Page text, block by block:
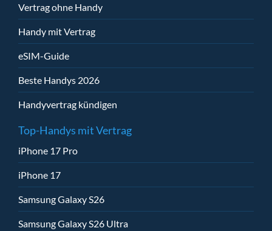
Vertrag ohne Handy
Handy mit Vertrag
eSIM-Guide
Beste Handys 2026
Handyvertrag kündigen
Top-Handys mit Vertrag
iPhone 17 Pro
iPhone 17
Samsung Galaxy S26
Samsung Galaxy S26 Ultra